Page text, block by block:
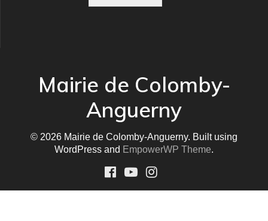
Mairie de Colomby-
Anguerny
© 2026 Mairie de Colomby-Anguerny. Built using
WordPress and EmpowerWP Theme.